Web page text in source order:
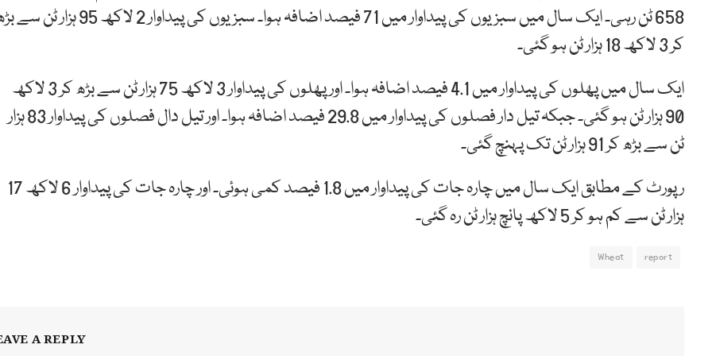
658 ٹن رہی۔ ایک سال میں سبزیوں کی پیداوار میں 71 فیصد اضافہ ہوا۔ سبزیوں کی پیداوار 2 لاکھ 95
کر 3 لاکھ 18 ہزار ٹن ہو گئی۔
ایک سال میں پھلوں کی پیداوار میں 4.1 فیصد اضافہ ہوا۔ اور پھلوں کی پیداوار 3 لاکھ 75 ہزار ٹن سے بڑھ کر 3 لاکھ
90 ہزار ٹن ہو گئی۔ جبکہ تیل دار فصلوں کی پیداوار میں 29.8 فیصد اضافہ ہوا۔ اور تیل دال فصلوں کی پیداوار 83 ہزار
ٹن سے بڑھ کر 91 ہزار ٹن تک پہنچ گئی۔
رپورٹ کے مطابق ایک سال میں چارہ جات کی پیداوار میں 1.8 فیصد کمی ہوئی۔ اور چارہ جات کی پیداوار 6 لاکھ 17
ہزار ٹن سے کم ہو کر 5 لاکھ پانچ ہزار ٹن رہ گئی۔
report
Wheat
A REPLY